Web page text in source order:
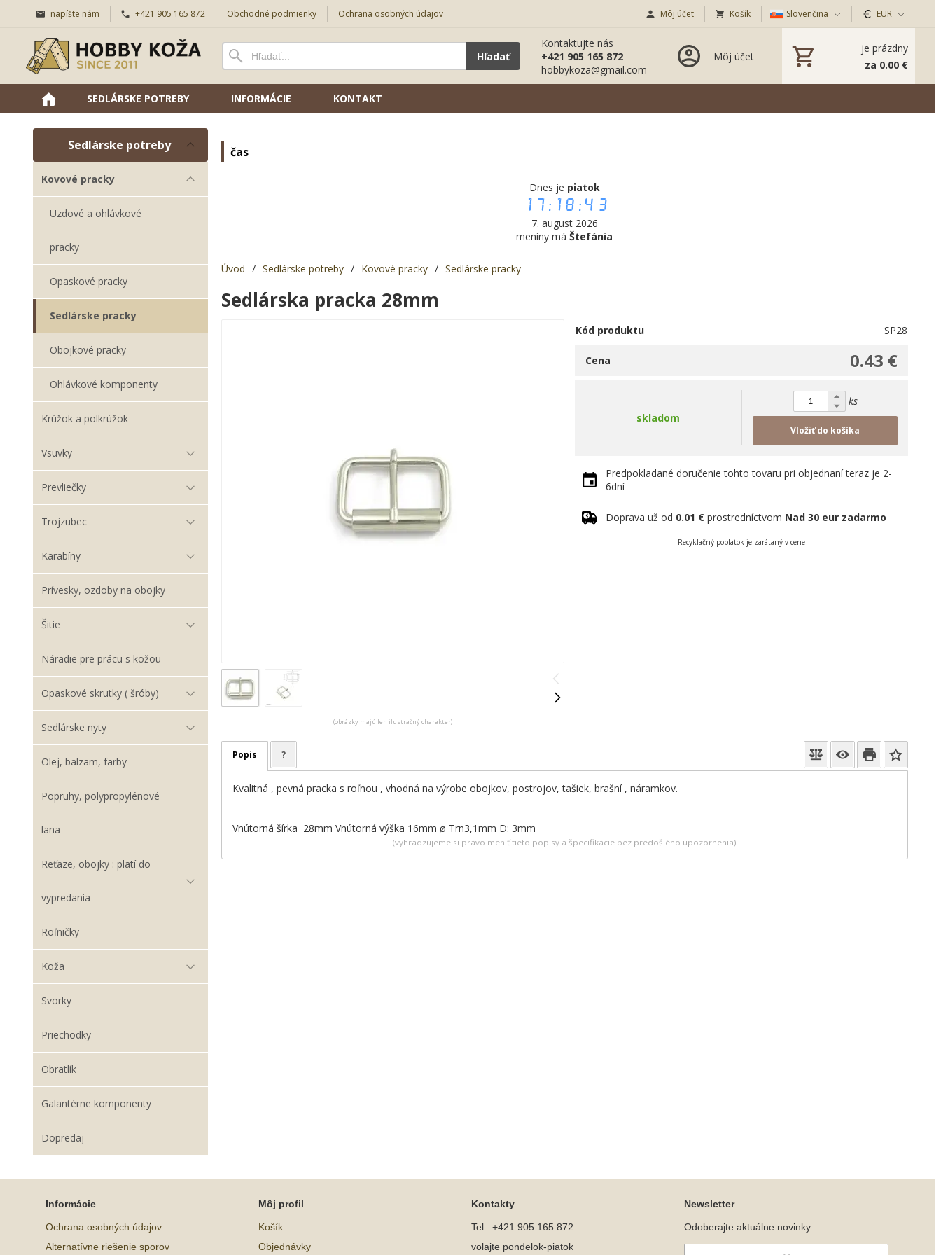
napíšte nám +421 905 165 872 Obchodné podmienky Ochrana osobných údajov Môj účet Košík Slovenčina EUR
Hľadať
Kontaktujte nás
+421 905 165 872
hobbykoza@gmail.com
Môj účet
je prázdny
za 0.00 €
SEDLÁRSKE POTREBY INFORMÁCIE KONTAKT
Sedlárske potreby
Kovové pracky
Uzdové a ohlávkové
pracky
Opaskové pracky
Sedlárske pracky
Obojkové pracky
Ohlávkové komponenty
Krúžok a polkrúžok
Vsuvky
Prevliečky
Trojzubec
Karabíny
Prívesky, ozdoby na obojky
Šitie
Náradie pre prácu s kožou
Opaskové skrutky ( šróby)
Sedlárske nyty
Olej, balzam, farby
Popruhy, polypropylénové
lana
Reťaze, obojky : platí do
vypredania
Roľničky
Koža
Svorky
Priechodky
Obratlík
Galantérne komponenty
Dopredaj
čas
Dnes je piatok
17:18:43
7. august 2026
meniny máŠtefánia
Úvod / Sedlárske potreby / Kovové pracky / Sedlárske pracky
Sedlárska pracka 28mm
(obrázky majú len ilustračný charakter)
Kód produktu SP28
0.43 €
Cena
skladom
ks
Vložiť do košíka
Predpokladané doručenie tohto tovaru pri objednaní teraz je 2-
6dní
Doprava už od 0.01 € prostredníctvom Nad 30 eur zadarmo
Recyklačný poplatok je zarátaný v cene
Popis ?
Kvalitná , pevná pracka s roľnou , vhodná na výrobe obojkov, postrojov, tašiek, brašní , náramkov.
Vnútorná šírka 28mm Vnútorná výška 16mm ø Trn3,1mm D: 3mm
(vyhradzujeme si právo meniť tieto popisy a špecifikácie bez predošlého upozornenia)
Informácie
Ochrana osobných údajov
Alternatívne riešenie sporov
Môj profil
Košík
Objednávky
Kontakty
Tel.: +421 905 165 872
volajte pondelok-piatok
Newsletter
Odoberajte aktuálne novinky